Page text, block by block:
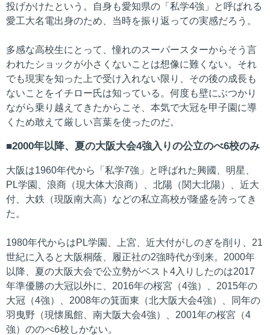
投げかけたという。自身も愛知県の「私学4強」と呼ばれる
愛工大名電出身のため、当時を振り返っての実感だろう。
多感な高校生にとって、憧れのスーパースターからそう言
われたショックが小さくないことは想像に難くない。それ
でも現実を知った上で受け入れない限り、その後の成長も
ないことをイチロー氏は知っている。何度も壁にぶつかり
ながら乗り越えてきたからこそ、本気で大冠を甲子園に導
くため敢えて厳しい言葉を使ったのだ。
2000年以降、夏の大阪大会4強入りの公立のべ6校のみ
大阪は1960年代から「私学7強」と呼ばれた興國、明星、
PL学園、浪商（現大体大浪商）、北陽（関大北陽）、近大
付、大鉄（現阪南大高）などの私立高校が隆盛を誇ってき
た。
1980年代からはPL学園、上宮、近大付がしのぎを削り、21
世紀に入ると大阪桐蔭、履正社の2強時代が到来。2000年
以降、夏の大阪大会で公立勢がベスト4入りしたのは2017
年準優勝の大冠以外に、2016年の桜宮（4強）、2015年の
大冠（4強）、2008年の箕面東（北大阪大会4強）、同年の
羽曳野（現懐風館、南大阪大会4強）、2001年の桜宮（4
強）ののべ6校しかない。